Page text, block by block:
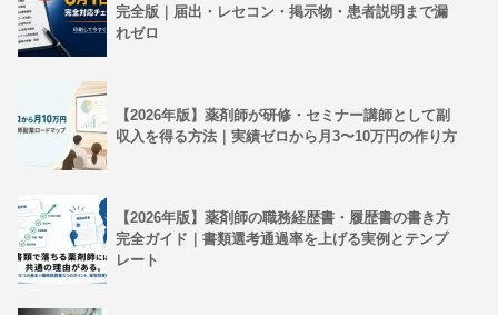
完全版｜届出・レセコン・掲示物・患者説明まで漏
れゼロ
【2026年版】薬剤師が研修・セミナー講師として副
収入を得る方法｜実績ゼロから月3〜10万円の作り方
【2026年版】薬剤師の職務経歴書・履歴書の書き方
完全ガイド｜書類選考通過率を上げる実例とテンプ
レート